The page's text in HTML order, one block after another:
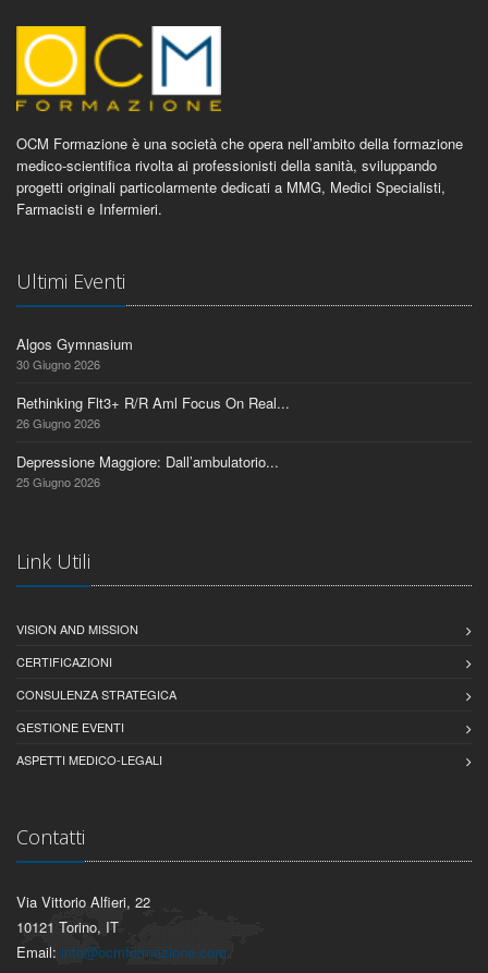
OCM Formazione è una società che opera nell’ambito della formazione
medico-scientifica rivolta ai professionisti della sanità, sviluppando
progetti originali particolarmente dedicati a MMG, Medici Specialisti,
Farmacisti e Infermieri.
Ultimi Eventi
Algos Gymnasium
30 Giugno 2026
Rethinking Flt3+ R/R Aml Focus On Real...
26 Giugno 2026
Depressione Maggiore: Dall’ambulatorio...
25 Giugno 2026
Link Utili
VISION AND MISSION
CERTIFICAZIONI
CONSULENZA STRATEGICA
GESTIONE EVENTI
ASPETTI MEDICO-LEGALI
Contatti
Via Vittorio Alfieri, 22
10121 Torino, IT
Email: info@ocmformazione.com